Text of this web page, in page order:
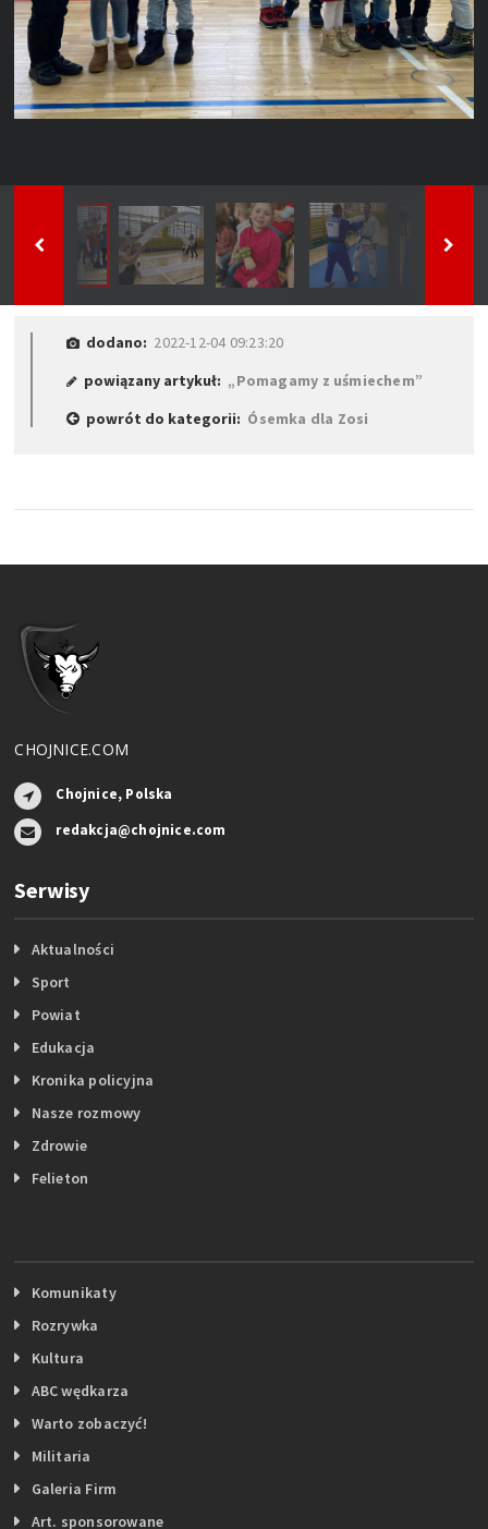
dodano: 2022-12-04 09:23:20
powiązany artykuł: „Pomagamy z uśmiechem”
powrót do kategorii: Ósemka dla Zosi
CHOJNICE.COM
Chojnice, Polska
redakcja@chojnice.com
Serwisy
Aktualności
Sport
Powiat
Edukacja
Kronika policyjna
Nasze rozmowy
Zdrowie
Felieton
Komunikaty
Rozrywka
Kultura
ABC wędkarza
Warto zobaczyć!
Militaria
Galeria Firm
Art. sponsorowane